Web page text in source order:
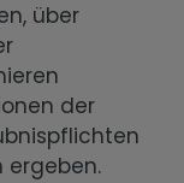
über
der
ergeben.